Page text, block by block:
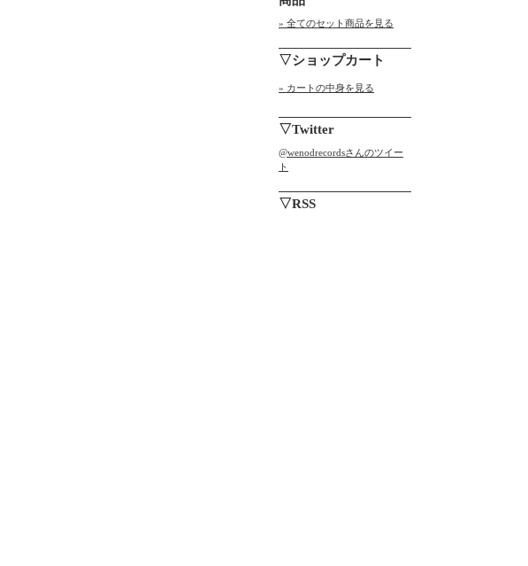
» 全てのセット商品を見る
▽ショップカート
» カートの中身を見る
▽Twitter
@wenodrecordsさんのツイー
ト
▽RSS